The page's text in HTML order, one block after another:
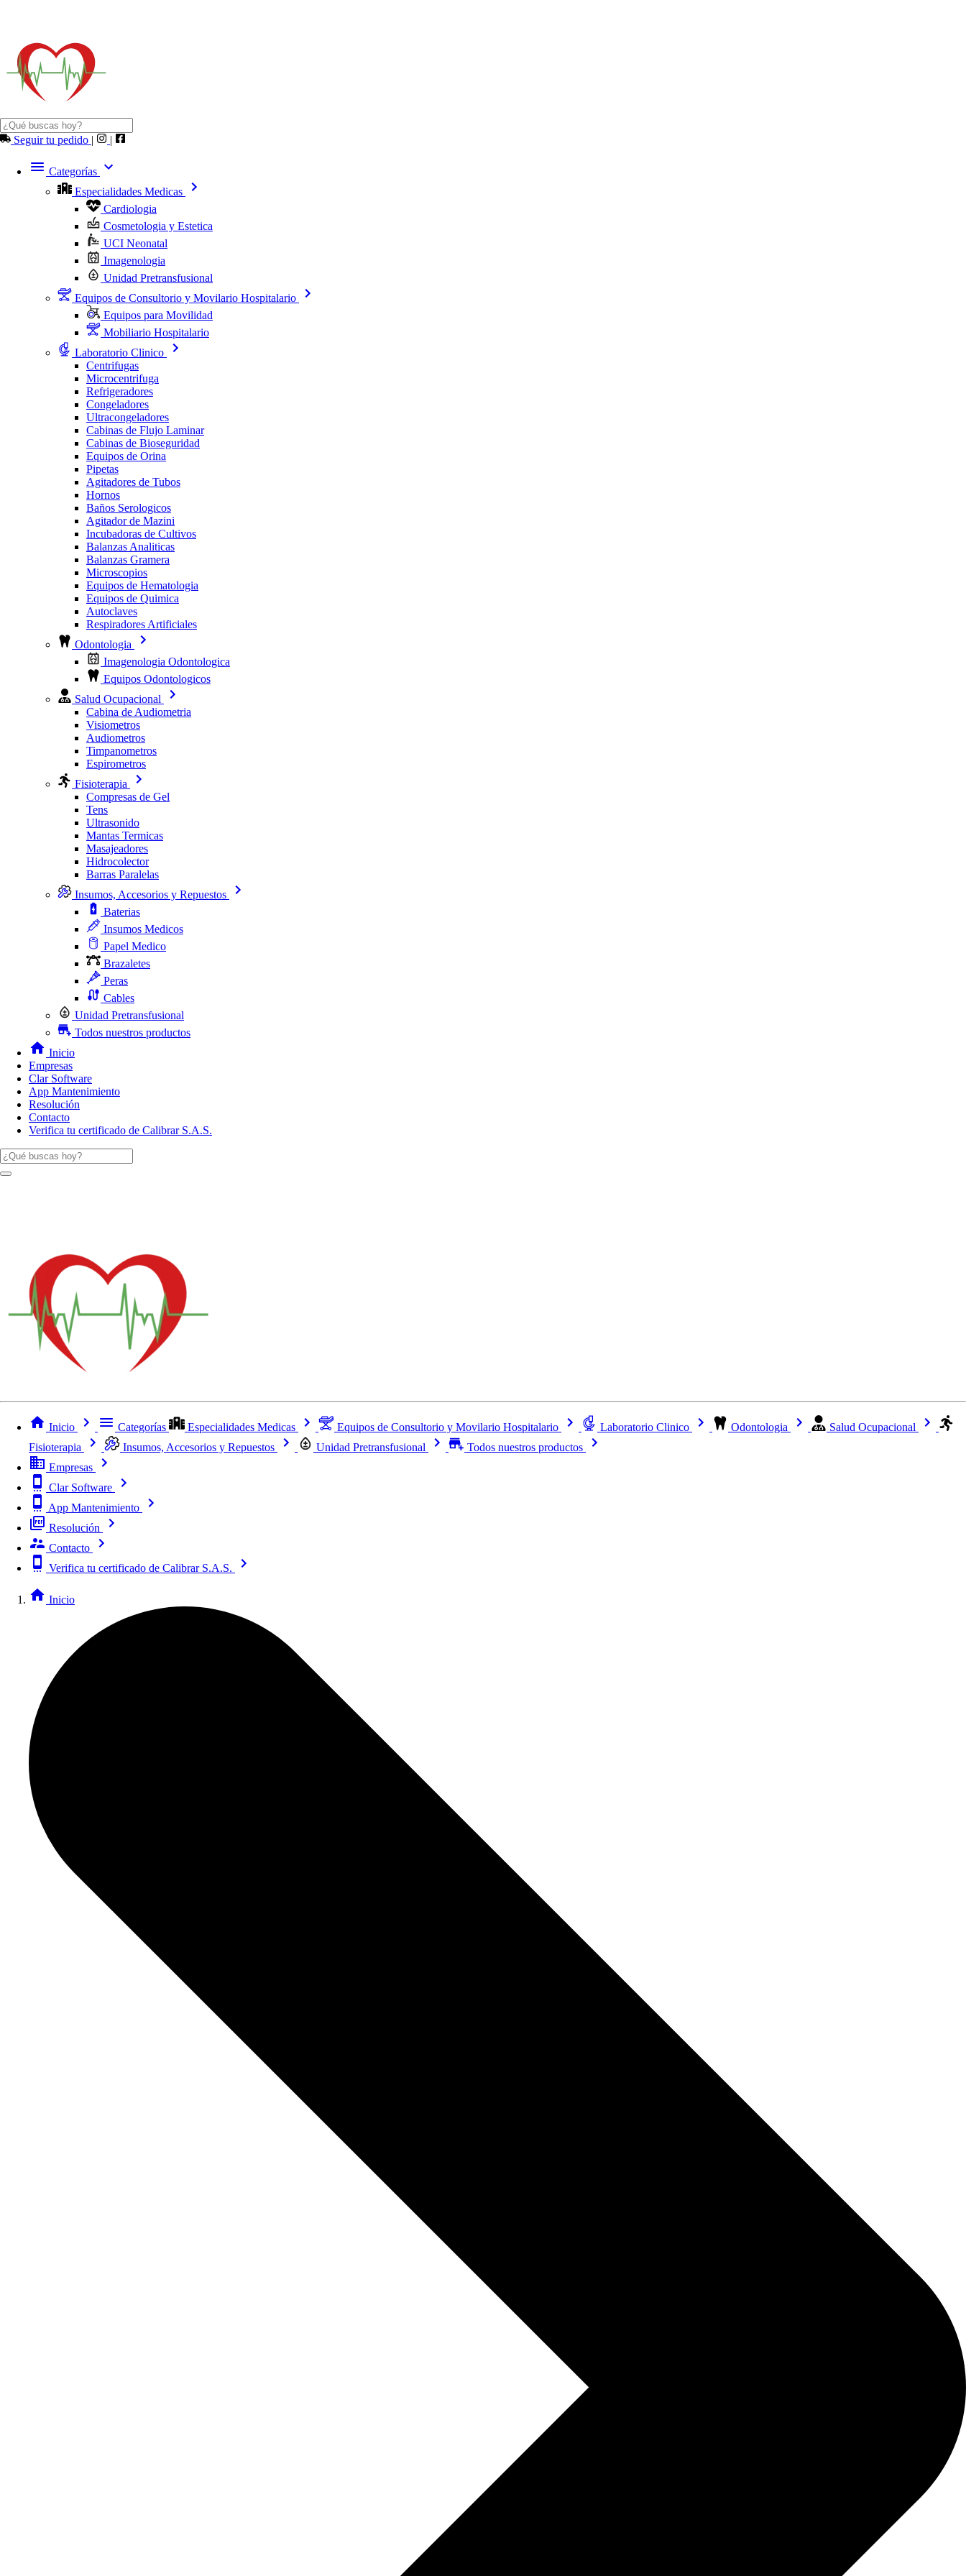
Seguir tu pedido | |
Categorías
Especialidades Medicas
Cardiologia
Cosmetologia y Estetica
UCI Neonatal
Imagenologia
Unidad Pretransfusional
Equipos de Consultorio y Movilario Hospitalario
Equipos para Movilidad
Mobiliario Hospitalario
Laboratorio Clinico
Centrifugas
Microcentrifuga
Refrigeradores
Congeladores
Ultracongeladores
Cabinas de Flujo Laminar
Cabinas de Bioseguridad
Equipos de Orina
Pipetas
Agitadores de Tubos
Hornos
Baños Serologicos
Agitador de Mazini
Incubadoras de Cultivos
Balanzas Analiticas
Balanzas Gramera
Microscopios
Equipos de Hematologia
Equipos de Quimica
Autoclaves
Respiradores Artificiales
Odontologia
Imagenologia Odontologica
Equipos Odontologicos
Salud Ocupacional
Cabina de Audiometria
Visiometros
Audiometros
Timpanometros
Espirometros
Fisioterapia
Compresas de Gel
Tens
Ultrasonido
Mantas Termicas
Masajeadores
Hidrocolector
Barras Paralelas
Insumos, Accesorios y Repuestos
Baterias
Insumos Medicos
Papel Medico
Brazaletes
Peras
Cables
Unidad Pretransfusional
Todos nuestros productos
Inicio
Empresas
Clar Software
App Mantenimiento
Resolución
Contacto
Verifica tu certificado de Calibrar S.A.S.
Inicio Categorías Especialidades Medicas Equipos de Consultorio y Movilario Hospitalario Laboratorio Clinico Odontologia
Salud Ocupacional
Fisioterapia
Insumos, Accesorios y Repuestos Unidad Pretransfusional
Todos nuestros productos
Empresas
Clar Software
App Mantenimiento
Resolución
Contacto
Verifica tu certificado de Calibrar S.A.S.
Inicio